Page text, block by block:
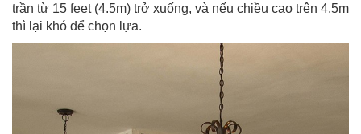
trần từ 15 feet (4.5m) trở xuống, và nếu chiều cao trên 4.5m
thì lại khó để chọn lựa.